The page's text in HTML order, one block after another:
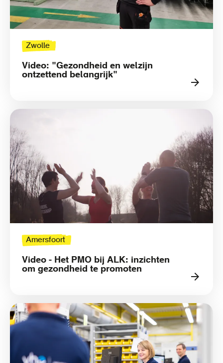
Zwolle
Video: "Gezondheid en welzijn
ontzettend belangrijk"
Amersfoort
Video - Het PMO bij ALK: inzichten
om gezondheid te promoten